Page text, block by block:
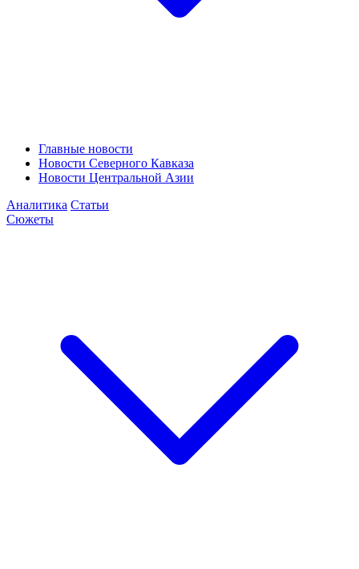
Главные новости
Новости Северного Кавказа
Новости Центральной Азии
Аналитика Статьи
Сюжеты